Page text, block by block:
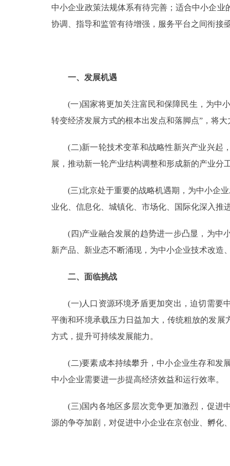
中小企业政策法规体系有待完善；适合中小企
协调、指导和监管有待增强，服务平台之间衔接
一、发展机遇
(一)国家将更加关注富民和保障民生，为中小
转变经济发展方式的根本出发点和落脚点”，将
(二)新一轮技术变革和战略性新兴产业兴起，
展，推动新一轮产业结构调整和形成新的产业分
(三)北京处于重要的战略机遇期，为中小企业
业化、信息化、城镇化、市场化、国际化深入推
(四)产业融合发展的趋势进一步凸显，为中小
新产品、新业态不断涌现，为中小企业技术改造
二、面临挑战
(一)人口资源环境矛盾更加突出，迫切需要中
平衡和环境承载压力日益加大，传统粗放的发
方式，提升可持续发展能力。
(二)要素成本持续攀升，中小企业生存和发展
中小企业需要进一步提高经济效益和运行效率。
(三)国内各地区多层次竞争更加激烈，促进中
源的争夺加剧，对促进中小企业在京创业、孵化